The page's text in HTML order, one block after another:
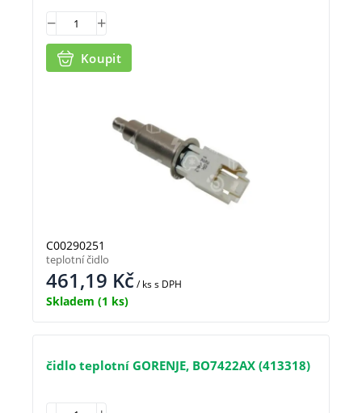
C00290251
461,19 Kč/ kss DPH
Skladem (1 ks)
Koupit
teplotní čidlo
čidlo teplotní GORENJE, BO7422AX (413318)